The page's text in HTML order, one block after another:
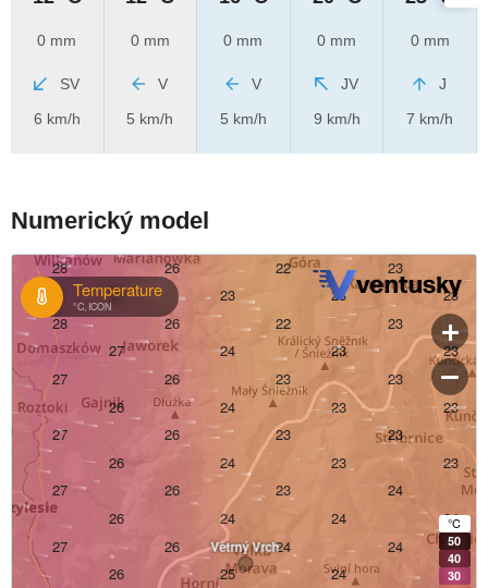
0 mm
SV
6 km/h
0 mm
V
5 km/h
0 mm
V
5 km/h
0 mm
JV
9 km/h
0 mm
J
7 km/h
Numerický model